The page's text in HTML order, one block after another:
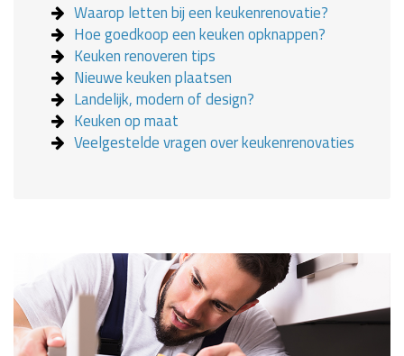
Waarop letten bij een keukenrenovatie?
Hoe goedkoop een keuken opknappen?
Keuken renoveren tips
Nieuwe keuken plaatsen
Landelijk, modern of design?
Keuken op maat
Veelgestelde vragen over keukenrenovaties